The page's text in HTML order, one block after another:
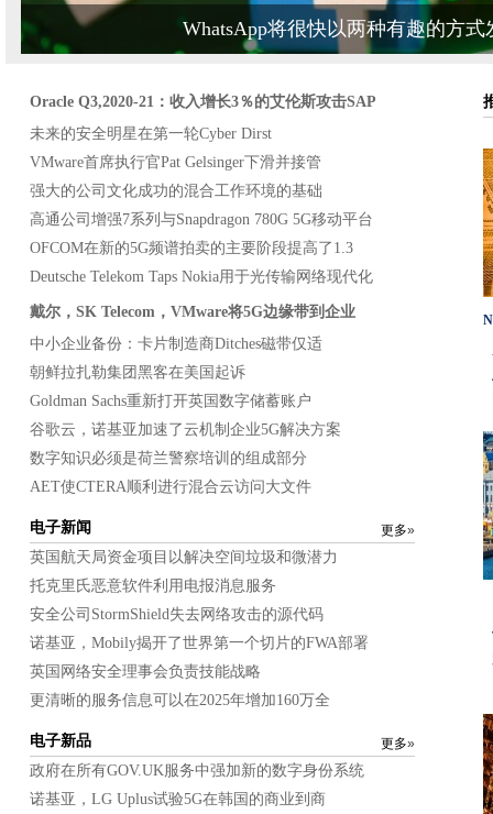
爱尔兰的DPC将探测器发射到Facebook泄漏中
联想如何处理HCI工作负载
爱立信加速了MMIMO的5G中频推出，RAN计算线
IBM和Telefónica在企业混合云推动中对技术伙伴进行了双倍下调
无能的网络犯罪分子在OPSEC失败中泄漏数据
Wellcome Sanger Institute踏上了剑桥数据中心的节省成本效率
沃达丰推出了“即时”的Wi-Fi
超过三分之二的员工希望灵活努力留下来
Truesped和CityFibre加速英国纤维推出
爱尔兰的DataCentre Industry推出Pro-Collinator计划，以提高蜂
Sutton议会在家庭传感器技术中试验
英国法院脸上的证据“黑洞”在警察加上大众黑客攻击
Minio Stakes在云对象容器存储中的领导索赔
Microsoft Exchange Proxylogon在四天内攻击Spike 10次
利物浦宣布为无人机技术进行测试和开发领域
COLT进一步与IBM一起运行，以加速边缘计算
NCSC：用你的宠物名称作为密码非常愚蠢
大科技eClipses电信和武器巨人最大的游戏消费者
在MI5干预后，监测专家在智力调节器中拒绝拒绝工作
nvidia targets datacentre记忆瓶颈
EBA在Microsoft Exchange攻击后恢复服务
正常学院报告突出了招聘问题令人沮丧的全球数据中心
超过一名家庭在英国努力提供宽带
Facebook的AI博士研究计划进入英国
Facebook推出新闻通讯产品Bulletin 由知
Oracle Q3,2020-21：收入增长3％的艾伦斯攻击SAP
未来的安全明星在第一轮Cyber​​ Dirst
VMware首席执行官Pat Gelsinger下滑并接管
强大的公司文化成功的混合工作环境的基础
高通公司增强7系列与Snapdragon 780G 5G移动平台
OFCOM在新的5G频谱拍卖的主要阶段提高了1.3
Deutsche Telekom Taps Nokia用于光传输网络现代化
戴尔，SK Telecom，VMware将5G边缘带到企业
中小企业备份：卡片制造商Ditches磁带仅适
朝鲜拉扎勒集团黑客在美国起诉
Goldman Sachs重新打开英国数字储蓄账户
谷歌云，诺基亚加速了云机制企业5G解决方案
数字知识必须是荷兰警察培训的组成部分
AET使CTERA顺利进行混合云访问大文件
电子新闻 更多»
英国航天局资金项目以解决空间垃圾和微潜力
托克里氏恶意软件利用电报消息服务
安全公司StormShield失去网络攻击的源代码
诺基亚，Mobily揭开了世界第一个切片的FWA部署
英国网络安全理事会负责技能战略
更清晰的服务信息可以在2025年增加160万全
电子新品 更多»
政府在所有GOV.UK服务中强加新的数字身份系统
诺基亚，LG Uplus试验5G在韩国的商业到商